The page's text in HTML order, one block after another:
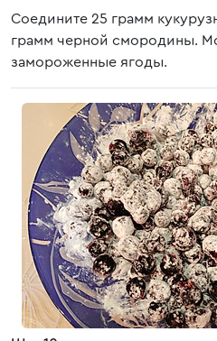
Соедините 25 грамм
грамм черной смородины.
замороженные ягоды.